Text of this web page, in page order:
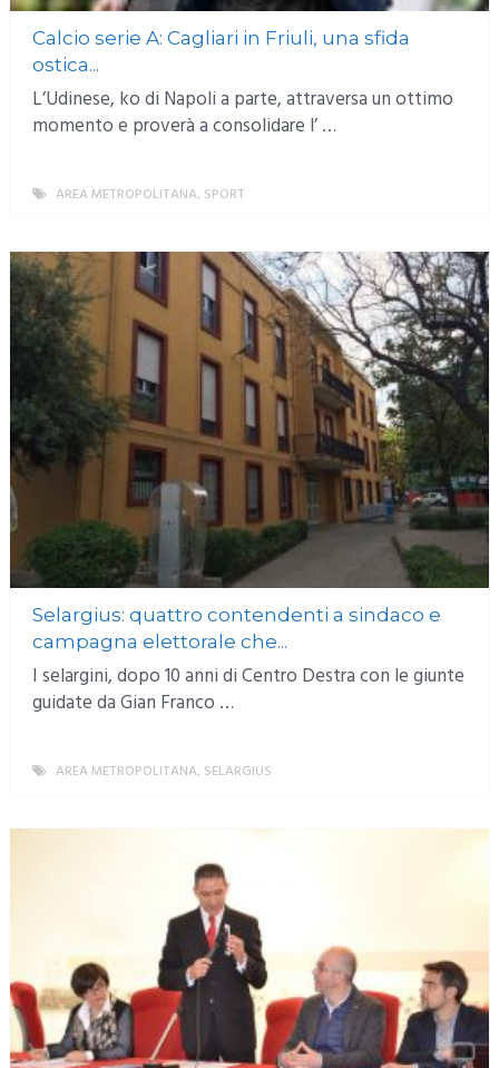
Calcio serie A: Cagliari in Friuli, una sfida
ostica...
L’Udinese, ko di Napoli a parte, attraversa un ottimo
momento e proverà a consolidare l’ …
AREA METROPOLITANA, SPORT
Selargius: quattro contendenti a sindaco e
campagna elettorale che...
I selargini, dopo 10 anni di Centro Destra con le giunte
guidate da Gian Franco …
AREA METROPOLITANA, SELARGIUS